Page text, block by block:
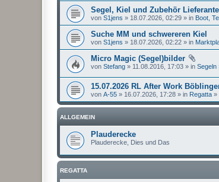
Segel, Kiel und Zubehör
von S1jens » 18.07.2026, 02:29 » in Boot,
Suche MM und schwereren Kiel
von S1jens » 18.07.2026, 02:22 » in
Micro Magic (Segel)bilder
von Stefang » 11.08.2016, 17:03 » in Segeln
15.07.2026 RL After Work
von A-55 » 16.07.2026, 17:28 » in Regatta »
ALLGEMEIN
Plauderecke
Plauderecke, Dies und Das
REGATTA